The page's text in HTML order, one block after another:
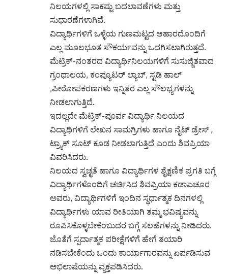
ನಿಲಯಗಳಲ್ಲಿ ಸಾಕಷ್ಟು ಬದಲಾವಣೆಗಳು ಮತ್ತು
ಸುಧಾರಣೆಗಳಾಗಿವೆ.
ವಿದ್ಯಾರ್ಥಿಗಳಿಗೆ ಒಳ್ಳೆಯ ಗುಣಮಟ್ಟದ ಆಹಾರದೊಂದಿಗೆ
ಎಲ್ಲ ಮೂಲಭೂತ ಸೌಕರ್ಯವನ್ನು ಒದಗಿಸಲಾಗಿರುತ್ತದೆ.
ಮೆಟ್ರಿಕ್-ನಂತರದ ವಿದ್ಯಾರ್ಥಿನಿಲಯಗಳಿಗೆ ಸುಸುಜ್ಜಿತವಾದ
ಗ್ರಂಥಾಲಯ, ಕಂಪ್ಯೂಟರ್ ಲ್ಯಾಬ್, ಸ್ಟಡಿ ಹಾಲ್
,ಪೀಠೋಪಕರಣಗಳು ಇನ್ನಿತರ ಎಲ್ಲ ಸೌಲಭ್ಯಗಳನ್ನು
ನೀಡಲಾಗುತ್ತಿದೆ.
ಇದಲ್ಲದೇ ಮೆಟ್ರಿಕ್-ಪೂರ್ವ ವಿದ್ಯಾರ್ಥಿ ನಿಲಯದ
ವಿದ್ಯಾಥಿಗಳಿಗೆ ಲೇಖನ ಸಾಮಗ್ರಿಗಳು ಹಾಗೂ ನೈಟ್ ಡ್ರೇಸ್ ,
ಟ್ರ್ಯಾಕ್ ಸೂಟ್ ಕೂಡ ನೀಡಲಾಗುತ್ತಿದೆ ಎಂದು ಶಿವಪ್ರಿಯಾ
ವಿವರಿಸಿದರು.
ನಿಲಯದ ಸ್ವಚ್ಛತೆ ಹಾಗೂ ವಿದ್ಯಾರ್ಥಿಗಳ ಶೈಕ್ಷಣಿಕ ಪ್ರಗತಿ ಬಗ್ಗೆ
ವಿದ್ಯಾರ್ಥಿಗಳೊಂದಿಗೆ ಚರ್ಚಿಸಿದ ಶಿವಪ್ರಿಯಾ ಕಡಾಎಚೂರ
ಅವರು, ವಿದ್ಯಾರ್ಥಿಗಳಿಗೆ ಇಂದಿನ ಸ್ಥರ್ಧಾತ್ಮಕ ದಿನಗಳಲ್ಲಿ
ವಿದ್ಯಾರ್ಥಿಗಳು ಯಾವ ರೀತಿಯಾಗಿ ತಮ್ಮ ಭವಿಷ್ಯವನ್ನು
ರೂಪಿಸಿಕೊಳ್ಳಬೇಕೆಂಬುದರ ಬಗ್ಗೆ ಸಲಹೆಗಳನ್ನು ನೀಡಿದರು.
ಜೊತೆಗೆ ಸ್ಪರ್ದಾತ್ಮಕ ಪರೀಕ್ಷೆಗಳಿಗೆ ಹೇಗೆ ತಯಾರಿ
ನಡಿಸಬೇಕೆಂದು ಒಂದು ಕಾರ್ಯಾಗಾರವನ್ನು ಏರ್ಪಡಿಸುವ
ಅಭಿಲಾಷೆಯನ್ನು ವ್ಯಕ್ತಪಡಿಸಿದರು.